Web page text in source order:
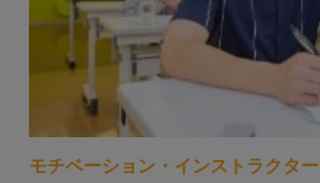
モチベーション・インストラクター